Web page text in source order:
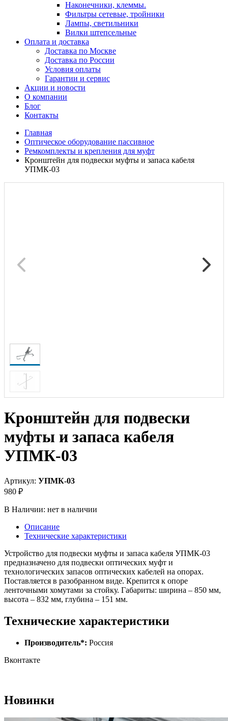
Наконечники, клеммы.
Фильтры сетевые, тройники
Лампы, светильники
Вилки штепсельные
Оплата и доставка
Доставка по Москве
Доставка по России
Условия оплаты
Гарантии и сервис
Акции и новости
О компании
Блог
Контакты
Главная
Оптическое оборудование пассивное
Ремкомплекты и крепления для муфт
Кронштейн для подвески муфты и запаса кабеля
УПМК-03
Кронштейн для подвески
муфты и запаса кабеля
УПМК-03
Артикул: УПМК-03
980 ₽
В Наличии: нет в наличии
Описание
Технические характеристики
Устройство для подвески муфты и запаса кабеля УПМК-03
предназначено для подвески оптических муфт и
технологических запасов оптических кабелей на опорах.
Поставляется в разобранном виде. Крепится к опоре
ленточными хомутами за стойку. Габариты: ширина – 850 мм,
высота – 832 мм, глубина – 151 мм.
Технические характеристики
Производитель*: Россия
Вконтакте
Новинки